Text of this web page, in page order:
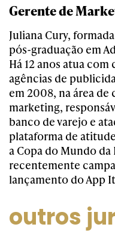
Gerente de
Juliana Cury,
pós-graduação em
Há 12 anos atua
agências de
em 2008, na área
marketing,
banco de varejo e
plataforma de
a Copa do Mundo da
recentemente
lançamento do App
outros